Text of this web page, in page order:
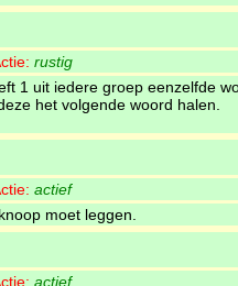
rustig
1 uit iedere groep eenzelfde
het volgende woord halen.
actief
moet leggen.
actief